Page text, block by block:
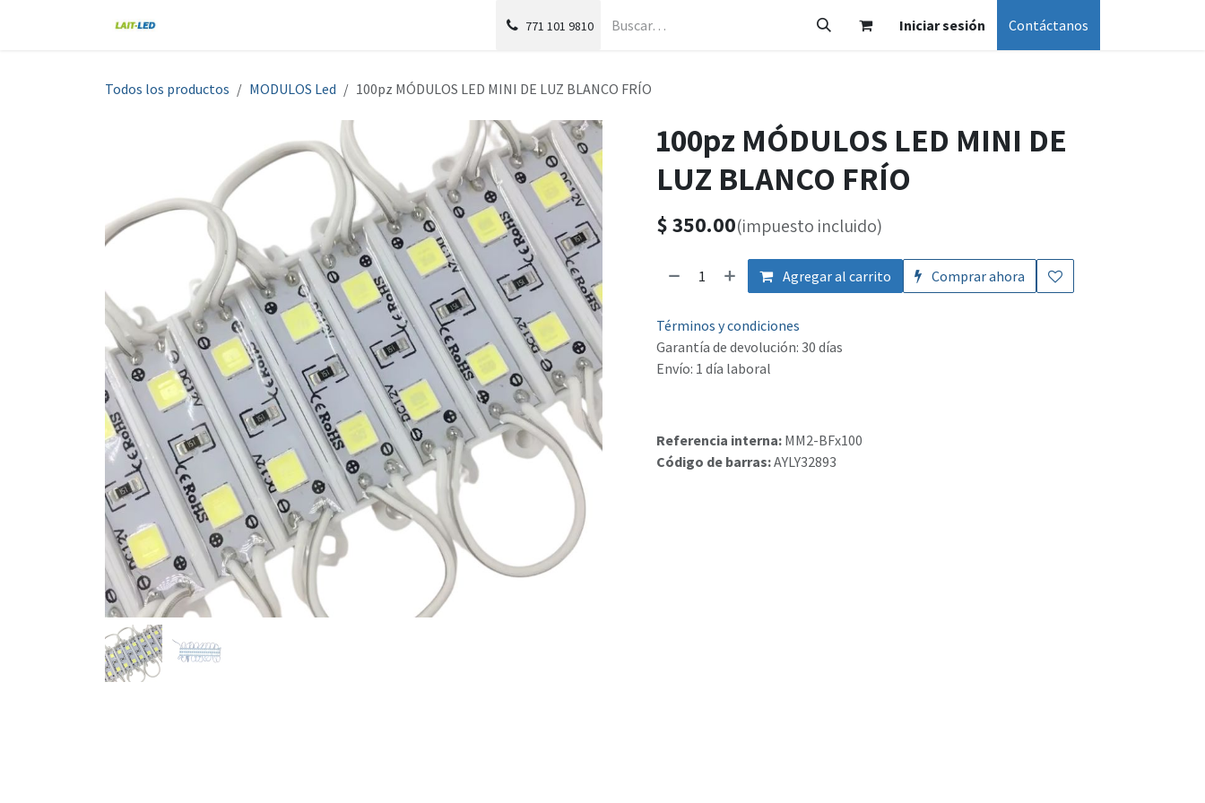
771 101 9810 Iniciar sesión Contáctanos
Todos los productos MODULOS Led 100pz MÓDULOS LED MINI DE LUZ BLANCO FRÍO
100pz MÓDULOS LED MINI DE
LUZ BLANCO FRÍO
$350.00(impuesto incluido)
Agregar al carrito Comprar ahora
Términos y condiciones
Garantía de devolución: 30 días
Envío: 1 día laboral
Referencia interna: MM2-BFx100
Código de barras:AYLY32893